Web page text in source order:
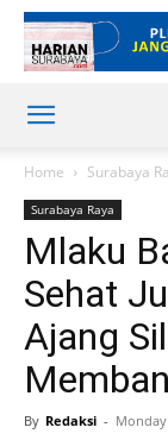
Home Surabaya
Surabaya Raya
Mlaku
Sehat
Ajang
By Redaksi -